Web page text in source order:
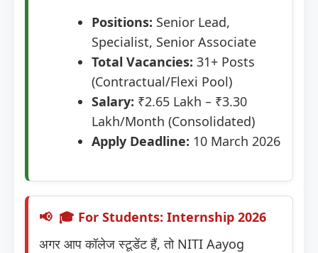
Positions: Senior Lead,
Specialist, Senior Associate
Total Vacancies: 31+ Posts
(Contractual/Flexi Pool)
Salary: ₹2.65 Lakh – ₹3.30
Lakh/Month (Consolidated)
Apply Deadline: 10 March 2026
🎓 For Students: Internship 2026
अगर आप कॉलेज स्टूडेंट हैं, तो NITI Aayog